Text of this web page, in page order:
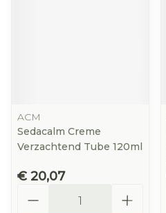
ACM
Sedacalm Creme
Verzachtend Tube 120ml
€ 20,07